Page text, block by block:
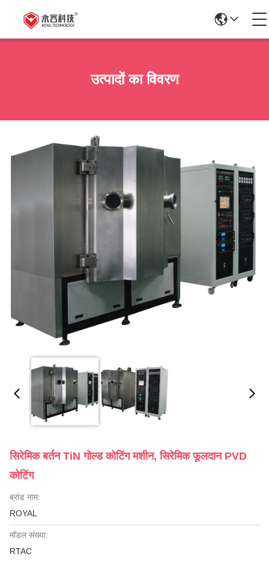
उत्पादों का विवरण
सिरेमिक बर्तन TiN गोल्ड कोटिंग मशीन, सिरेमिक फूलदान PVD
कोटिंग
ब्रांड नाम:
ROYAL
मॉडल संख्या:
RTAC